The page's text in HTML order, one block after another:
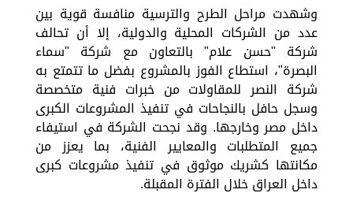
وشهدت مراحل الطرح والترسية منافسة قوية بين
عدد من الشركات المحلية والدولية، إلا أن تحالف
شركة "حسن علام" بالتعاون مع شركة "سماء
البصرة"، استطاع الفوز بالمشروع بفضل ما تتمتع به
شركة النصر للمقاولات من خبرات فنية متخصصة
وسجل حافل بالنجاحات في تنفيذ المشروعات الكبرى
داخل مصر وخارجها. وقد نجحت الشركة في استيفاء
جميع المتطلبات والمعايير الفنية، بما يعزز من
مكانتها كشريك موثوق في تنفيذ مشروعات كبرى
داخل العراق خلال الفترة المقبلة.